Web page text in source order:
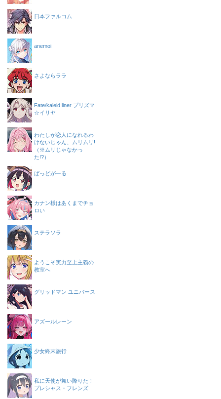
日本ファルコム
anemoi
さよならララ
Fate/kaleid liner プリズマ
☆イリヤ
わたしが恋人になれるわ
けないじゃん、ムリムリ!
（※ムリじゃなかっ
た!?）
ばっどがーる
カナン様はあくまでチョ
ロい
ステラソラ
ようこそ実力至上主義の
教室へ
グリッドマン ユニバース
アズールレーン
少女終末旅行
私に天使が舞い降りた！
プレシャス・フレンズ